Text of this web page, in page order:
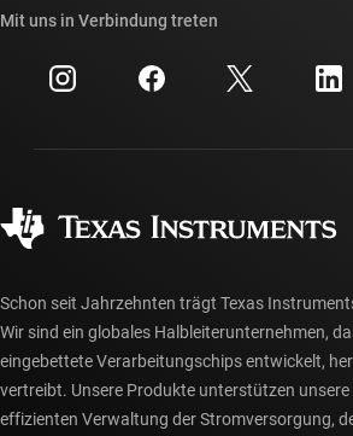
Veranstaltungen
Investorenbeziehungen
Querverweis-Suche
Kundensupportzentrum
myTI-Konto FAQs
Häufig gestellte Fragen zu Bestellungen
Mit uns in Verbindung treten
Schon seit Jahrzehnten trägt Texas
Wir sind ein globales Halbleiterunternehmen,
eingebettete Verarbeitungschips entwickelt,
vertreibt. Unsere Produkte unterstützen unsere
effizienten Verwaltung der Stromversorgung,